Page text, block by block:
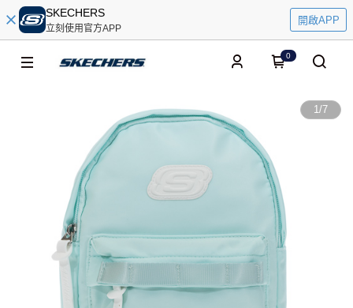
SKECHERS
立刻使用官方APP
開啟APP
0
1/7